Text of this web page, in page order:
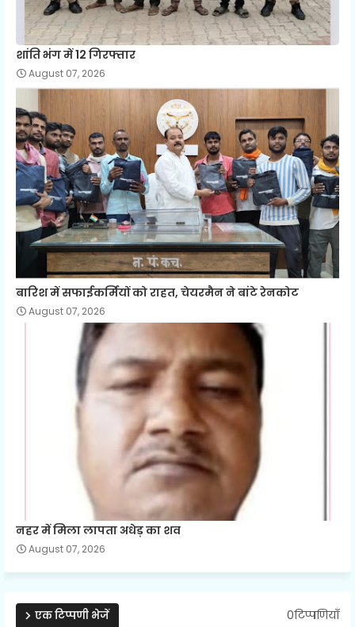
शांति भंग में 12 गिरफ्तार
August 07, 2026
बारिश में सफाईकर्मियों को राहत, चेयरमैन ने बांटे रेनकोट
August 07, 2026
नहर में मिला लापता अधेड़ का शव
August 07, 2026
एक टिप्पणी भेजें 0टिप्पणियाँ